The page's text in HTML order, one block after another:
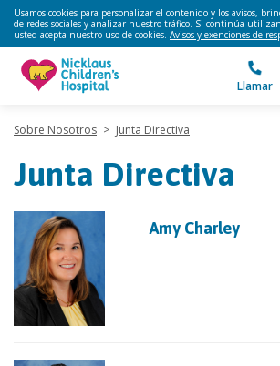
Usamos cookies para personalizar el contenido y los avisos,
de redes sociales y analizar nuestro tráfico. Si continúa
usted acepta nuestro uso de cookies. Avisos y exenciones de
Llamar
Sobre Nosotros > Junta Directiva
Junta Directiva
Amy Charley